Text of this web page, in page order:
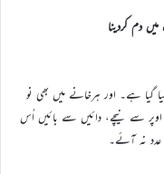
دم کردینا
گیا ہے۔ اور ہرخانے میں بھی نو
اِس طرح لکھیں کہ اوپر سے نیچے، دائیں سے بائیں اُس
نہ آئے۔